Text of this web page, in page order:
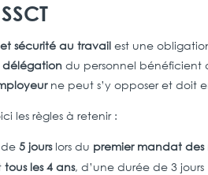
sécurité au travail est une
délégation du personnel bénéficient
ne peut s’y opposer et doit
les règles à retenir :
de5 jourslors du premier mandat des
tous les 4 ans, d’une durée de 3